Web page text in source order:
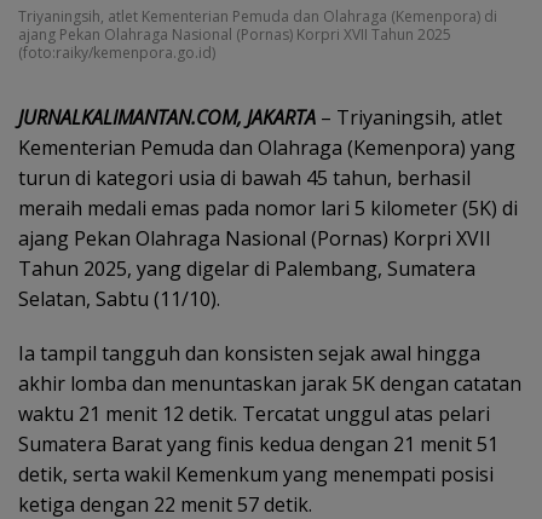
Triyaningsih, atlet Kementerian Pemuda dan Olahraga (Kemenpora) di
ajang Pekan Olahraga Nasional (Pornas) Korpri XVII Tahun 2025
(foto:raiky/kemenpora.go.id)
JURNALKALIMANTAN.COM, JAKARTA – Triyaningsih, atlet
Kementerian Pemuda dan Olahraga (Kemenpora) yang
turun di kategori usia di bawah 45 tahun, berhasil
meraih medali emas pada nomor lari 5 kilometer (5K) di
ajang Pekan Olahraga Nasional (Pornas) Korpri XVII
Tahun 2025, yang digelar di Palembang, Sumatera
Selatan, Sabtu (11/10).
Ia tampil tangguh dan konsisten sejak awal hingga
akhir lomba dan menuntaskan jarak 5K dengan catatan
waktu 21 menit 12 detik. Tercatat unggul atas pelari
Sumatera Barat yang finis kedua dengan 21 menit 51
detik, serta wakil Kemenkum yang menempati posisi
ketiga dengan 22 menit 57 detik.